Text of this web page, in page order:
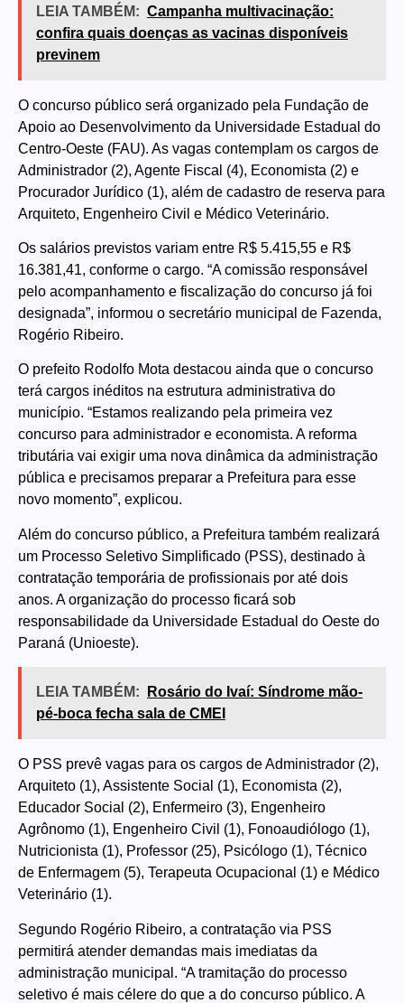
LEIA TAMBÉM: Campanha multivacinação:
confira quais doenças as vacinas disponíveis
previnem
O concurso público será organizado pela Fundação de
Apoio ao Desenvolvimento da Universidade Estadual do
Centro-Oeste (FAU). As vagas contemplam os cargos de
Administrador (2), Agente Fiscal (4), Economista (2) e
Procurador Jurídico (1), além de cadastro de reserva para
Arquiteto, Engenheiro Civil e Médico Veterinário.
Os salários previstos variam entre R$ 5.415,55 e R$
16.381,41, conforme o cargo. “A comissão responsável
pelo acompanhamento e fiscalização do concurso já foi
designada”, informou o secretário municipal de Fazenda,
Rogério Ribeiro.
O prefeito Rodolfo Mota destacou ainda que o concurso
terá cargos inéditos na estrutura administrativa do
município. “Estamos realizando pela primeira vez
concurso para administrador e economista. A reforma
tributária vai exigir uma nova dinâmica da administração
pública e precisamos preparar a Prefeitura para esse
novo momento”, explicou.
Além do concurso público, a Prefeitura também realizará
um Processo Seletivo Simplificado (PSS), destinado à
contratação temporária de profissionais por até dois
anos. A organização do processo ficará sob
responsabilidade da Universidade Estadual do Oeste do
Paraná (Unioeste).
LEIA TAMBÉM:
Rosário do Ivaí: Síndrome mão-
pé-boca fecha sala de CMEI
O PSS prevê vagas para os cargos de Administrador (2),
Arquiteto (1), Assistente Social (1), Economista (2),
Educador Social (2), Enfermeiro (3), Engenheiro
Agrônomo (1), Engenheiro Civil (1), Fonoaudiólogo (1),
Nutricionista (1), Professor (25), Psicólogo (1), Técnico
de Enfermagem (5), Terapeuta Ocupacional (1) e Médico
Veterinário (1).
Segundo Rogério Ribeiro, a contratação via PSS
permitirá atender demandas mais imediatas da
administração municipal. “A tramitação do processo
seletivo é mais célere do que a do concurso público. A